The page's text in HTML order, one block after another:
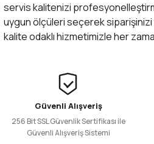
servis kalitenizi
uygun ölçüleri seçerek siparişinizi
kalite odaklı hizmetimizle her
Güvenli Alışveriş
256 Bit SSL Güvenlik Sertifikası ile
Güvenli Alışveriş Sistemi